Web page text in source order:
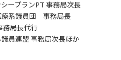
ープランPT 事務局次長
療系議員団 事務局長
務局長代行
員連盟 事務局次長ほか